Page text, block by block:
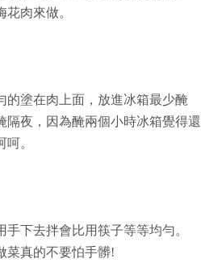
肉來做。
的塗在肉上面，放進冰箱最少醃
隔夜，因為醃兩個小時冰箱覺得還
。
下去拌會比用筷子等等均勻。
菜真的不要怕手髒!